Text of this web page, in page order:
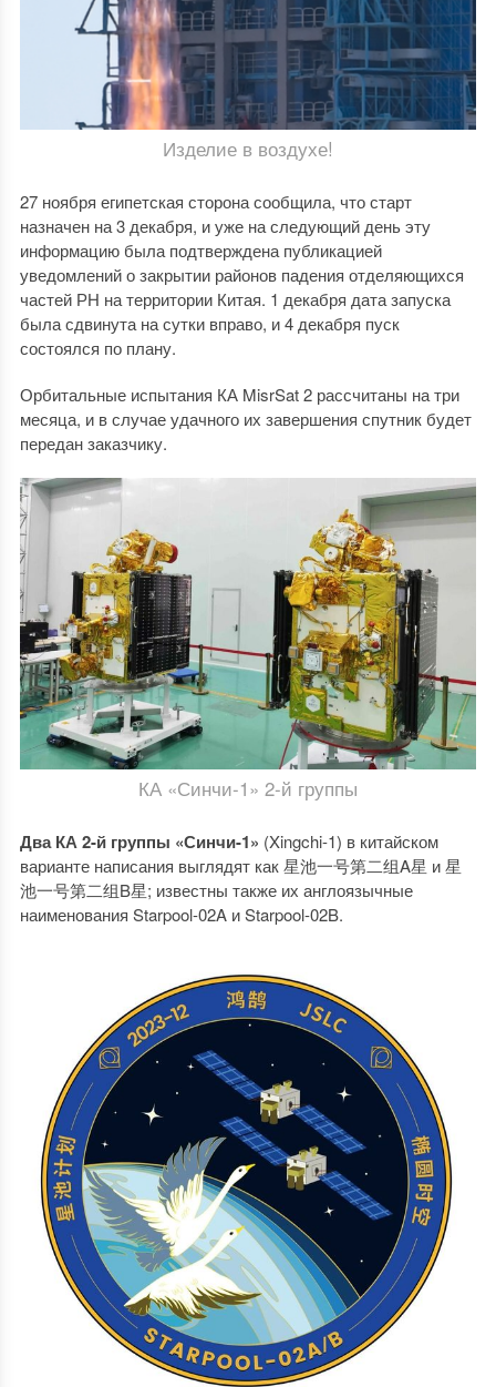
Изделие в воздухе!
27 ноября египетская сторона сообщила, что старт
назначен на 3 декабря, и уже на следующий день эту
информацию была подтверждена публикацией
уведомлений о закрытии районов падения отделяющихся
частей РН на территории Китая. 1 декабря дата запуска
была сдвинута на сутки вправо, и 4 декабря пуск
состоялся по плану.
Орбитальные испытания КА MisrSat 2 рассчитаны на три
месяца, и в случае удачного их завершения спутник будет
передан заказчику.
КА «Синчи-1» 2-й группы
Два КА 2-й группы «Синчи-1» (Xingchi-1) в китайском
варианте написания выглядят как 星池一号第二组A星 и 星
池一号第二组B星; известны также их англоязычные
наименования Starpool-02A и Starpool-02B.